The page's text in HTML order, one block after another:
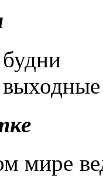
будни
выходные
ми­ре